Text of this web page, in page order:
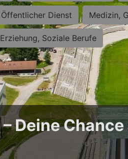
Öffentlicher Dienst Medizin,
Soziale Berufe
Deine